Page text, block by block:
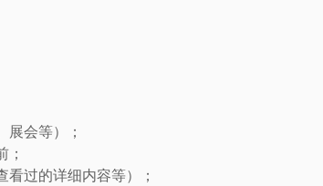
会等）；
过的详细内容等）；